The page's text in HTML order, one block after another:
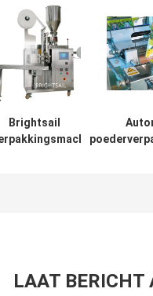
Brightsail
LAAT BERICHT